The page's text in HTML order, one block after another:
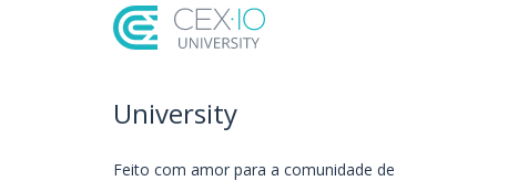
University
Feito com amor️ para a comunidade de